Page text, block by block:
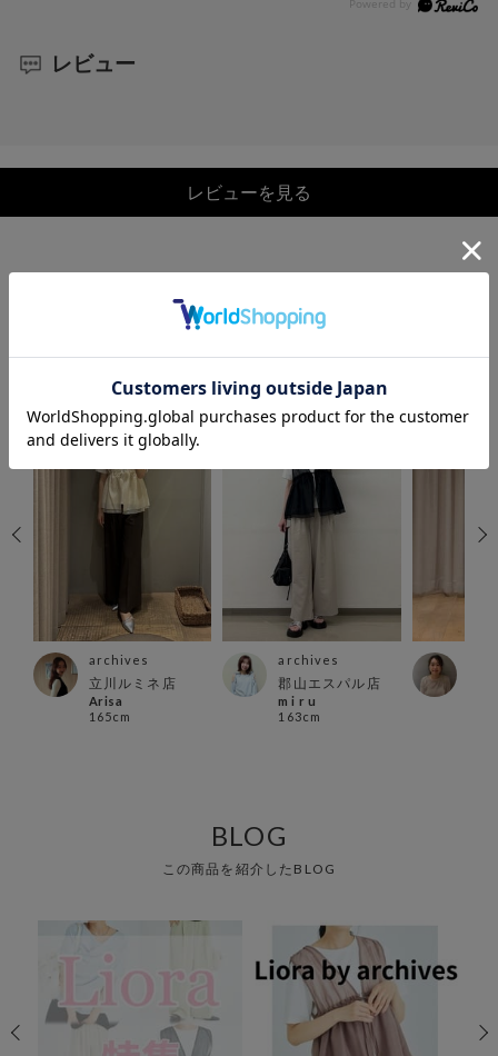
レビュー
レビューを見る
COORDINATE
archives
立川ルミネ店
Arisa
165cm
archives
郡山エスパル店
m i r u
163cm
BLOG
この商品を紹介したBLOG